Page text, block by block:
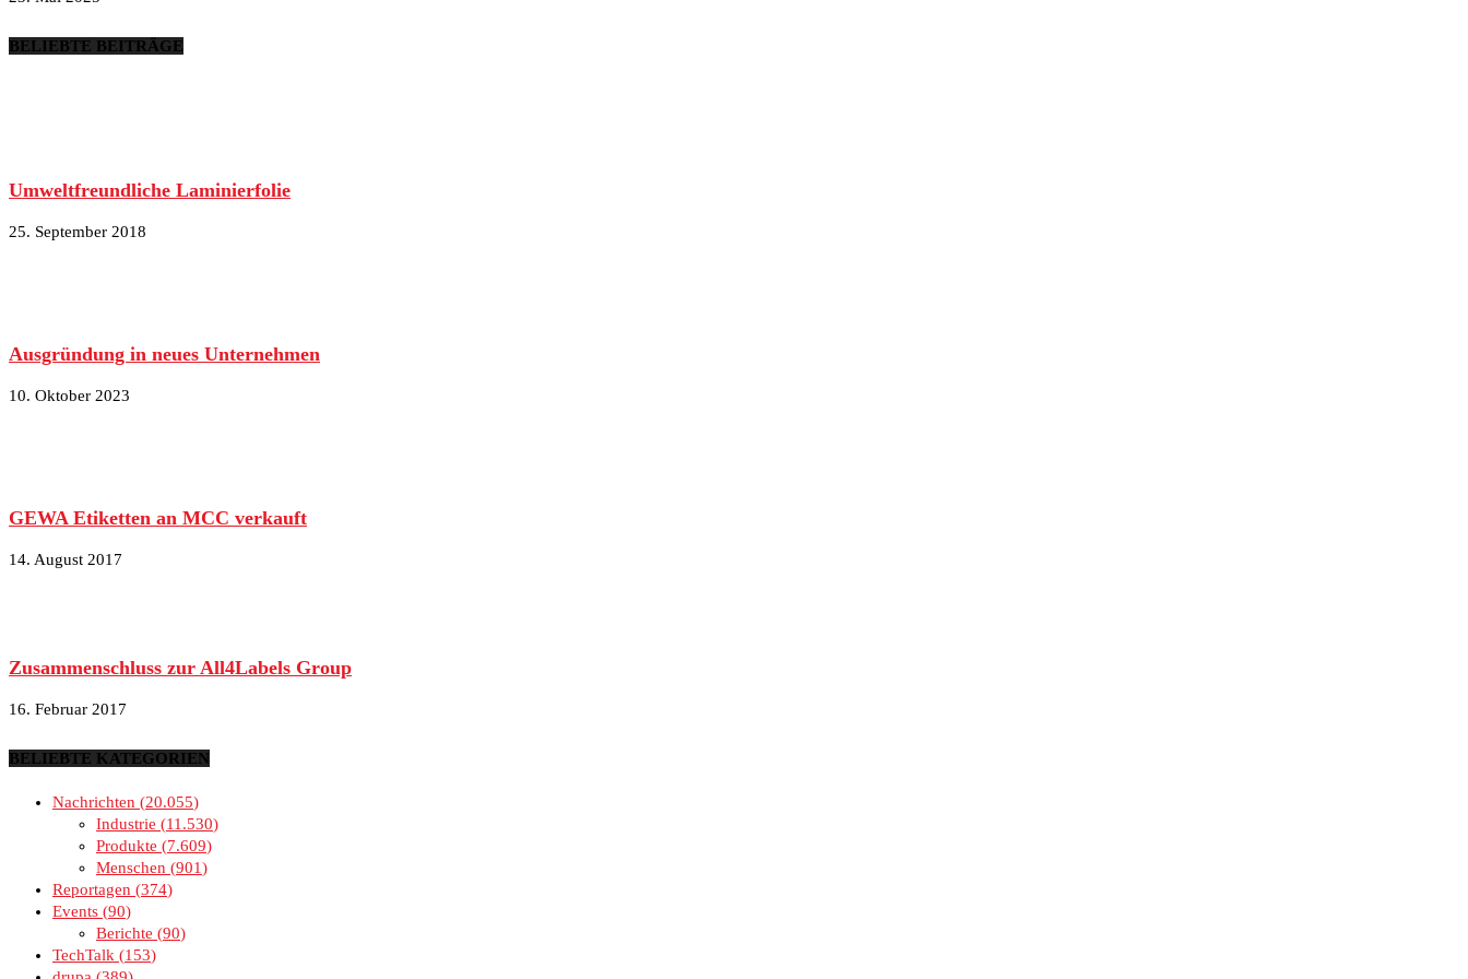
BELIEBTE BEITRÄGE
Umweltfreundliche Laminierfolie
25. September 2018
Ausgründung in neues Unternehmen
10. Oktober 2023
GEWA Etiketten an MCC verkauft
14. August 2017
Zusammenschluss zur All4Labels Group
16. Februar 2017
BELIEBTE KATEGORIEN
Nachrichten
20.055
Industrie
11.530
Produkte
7.609
Menschen
901
Reportagen
374
Events 90
Berichte
90
TechTalk
153